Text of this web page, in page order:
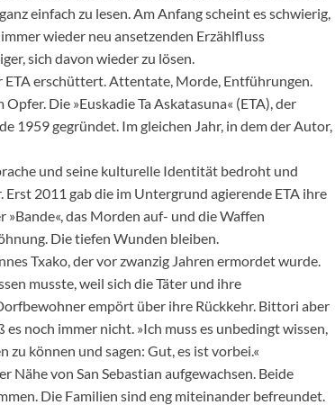
einfach zu lesen. Am Anfang scheint es schwierig,
wieder neu ansetzenden Erzählfluss
sich davon wieder zu lösen.
ETA erschüttert. Attentate, Morde, Entführungen.
Die »Euskadie Ta Askatasuna« (ETA), der
1959 gegründet. Im gleichen Jahr, in dem der Autor,
und seine kulturelle Identität bedroht und
2011 gab die im Untergrund agierende ETA ihre
das Morden auf- und die Waffen
Die tiefen Wunden bleiben.
Txako, der vor zwanzig Jahren ermordet wurde.
musste, weil sich die Täter und ihre
empört über ihre Rückkehr. Bittori aber
noch immer nicht. »Ich muss es unbedingt wissen,
zu können und sagen: Gut, es ist vorbei.«
von San Sebastian aufgewachsen. Beide
Die Familien sind eng miteinander befreundet.